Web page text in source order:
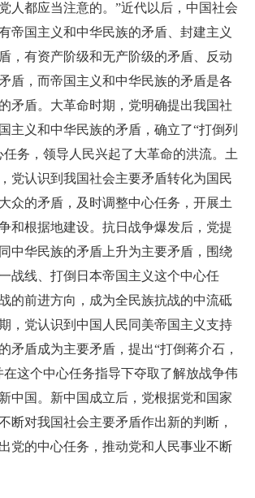
人都应当注意的。”近代以后，中国社会
帝国主义和中华民族的矛盾、封建主义
，有资产阶级和无产阶级的矛盾、反动
盾，而帝国主义和中华民族的矛盾是各
矛盾。大革命时期，党明确提出我国社
主义和中华民族的矛盾，确立了“打倒列
任务，领导人民兴起了大革命的洪流。土
党认识到我国社会主要矛盾转化为国民
众的矛盾，及时调整中心任务，开展土
和根据地建设。抗日战争爆发后，党提
中华民族的矛盾上升为主要矛盾，围绕
战线、打倒日本帝国主义这个中心任
的前进方向，成为全民族抗战的中流砥
，党认识到中国人民同美帝国主义支持
矛盾成为主要矛盾，提出“打倒蒋介石，
在这个中心任务指导下夺取了解放战争伟
中国。新中国成立后，党根据党和国家
断对我国社会主要矛盾作出新的判断，
党的中心任务，推动党和人民事业不断